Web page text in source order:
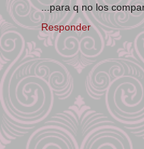
...para q no los
Responder